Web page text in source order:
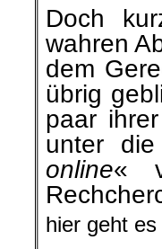
Doch
wahren
dem
übrig
paar
unter
online«
hier geht